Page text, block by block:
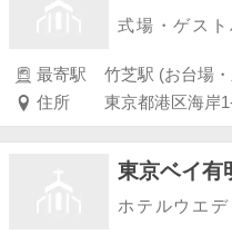
式場・ゲスト
最寄駅
竹芝駅 (お台場
住所
東京ベイ有
ホテルウエ